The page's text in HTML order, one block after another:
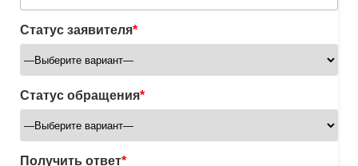
Статус заявителя*
Статус обращения*
Получить ответ*